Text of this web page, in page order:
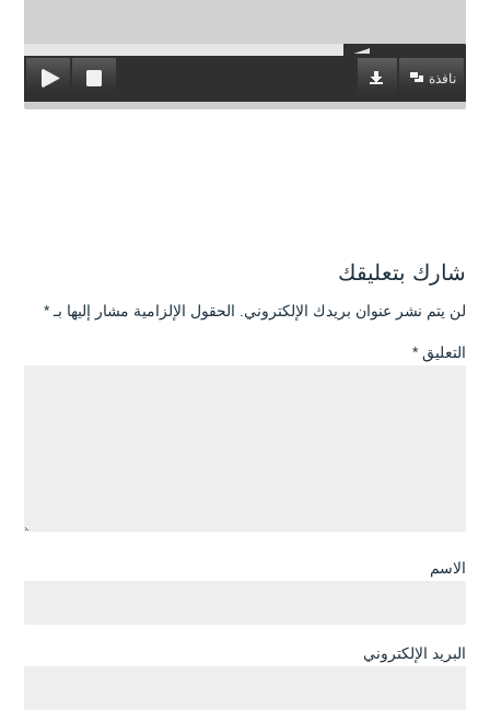
نافذة
شارك بتعليقك
لن يتم نشر عنوان بريدك الإلكتروني. الحقول الإلزامية مشار إليها بـ *
التعليق *
الاسم
البريد الإلكتروني